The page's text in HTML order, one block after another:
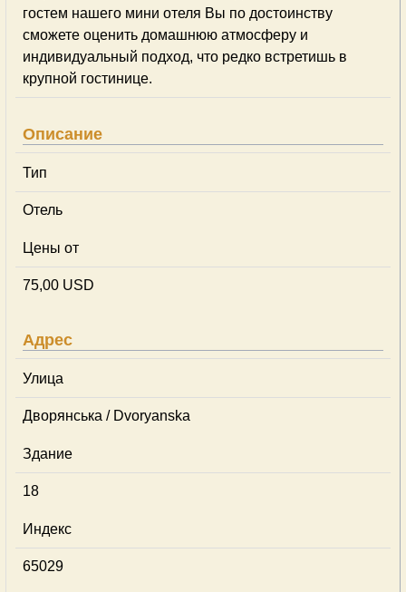
гостем нашего мини отеля Вы по достоинству
сможете оценить домашнюю атмосферу и
индивидуальный подход, что редко встретишь в
крупной гостинице.
Описание
Тип
Отель
Цены от
75,00 USD
Адрес
Улица
Дворянська / Dvoryanska
Здание
18
Индекс
65029